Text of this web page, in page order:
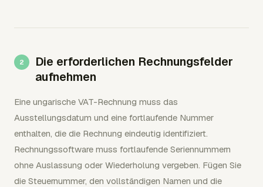
Die erforderlichen Rechnungsfelder
aufnehmen
Eine ungarische VAT-Rechnung muss das
Ausstellungsdatum und eine fortlaufende Nummer
enthalten, die die Rechnung eindeutig identifiziert.
Rechnungssoftware muss fortlaufende Seriennummern
ohne Auslassung oder Wiederholung vergeben. Fügen Sie
die Steuernummer, den vollständigen Namen und die